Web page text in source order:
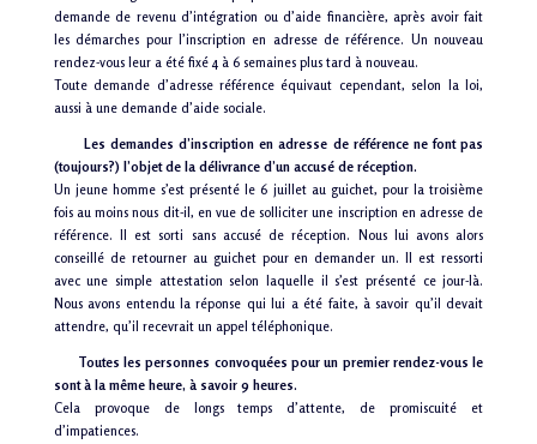
demande de revenu d’intégration ou d’aide financière, après avoir fait
les démarches pour l’inscription en adresse de référence. Un nouveau
rendez-vous leur a été fixé 4 à 6 semaines plus tard à nouveau.
Toute demande d’adresse référence équivaut cependant, selon la loi,
aussi à une demande d’aide sociale.
Les demandes d’inscription en adresse de référence ne font pas
(toujours?) l’objet de la délivrance d’un accusé de réception.
Un jeune homme s’est présenté le 6 juillet au guichet, pour la troisième
fois au moins nous dit-il, en vue de solliciter une inscription en adresse de
référence. Il est sorti sans accusé de réception. Nous lui avons alors
conseillé de retourner au guichet pour en demander un. Il est ressorti
avec une simple attestation selon laquelle il s’est présenté ce jour-là.
Nous avons entendu la réponse qui lui a été faite, à savoir qu’il devait
attendre, qu’il recevrait un appel téléphonique.
Toutes les personnes convoquées pour un premier rendez-vous le
sont à la même heure, à savoir 9 heures.
Cela provoque de longs temps d’attente, de promiscuité et
d’impatiences.